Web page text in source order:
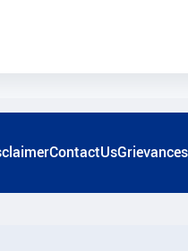
ContactUsGrievances